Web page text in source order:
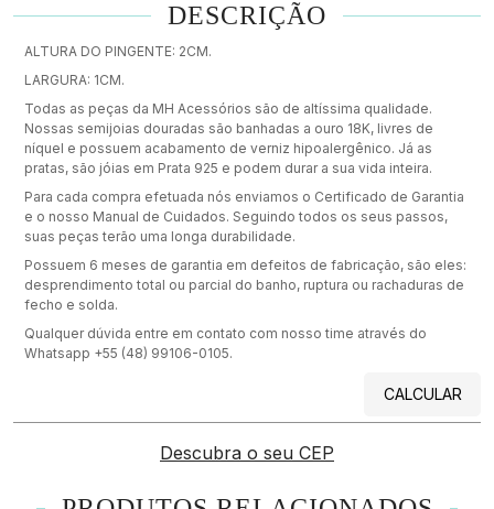
DESCRIÇÃO
ALTURA DO PINGENTE: 2CM.
LARGURA: 1CM.
Todas as peças da MH Acessórios são de altíssima qualidade.
Nossas semijoias douradas são banhadas a ouro 18K, livres de
níquel e possuem acabamento de verniz hipoalergênico. Já as
pratas, são jóias em Prata 925 e podem durar a sua vida inteira.
Para cada compra efetuada nós enviamos o Certificado de Garantia
e o nosso Manual de Cuidados. Seguindo todos os seus passos,
suas peças terão uma longa durabilidade.
Possuem 6 meses de garantia em defeitos de fabricação, são eles:
desprendimento total ou parcial do banho, ruptura ou rachaduras de
fecho e solda.
Qualquer dúvida entre em contato com nosso time através do
Whatsapp +55 (48) 99106-0105.
CALCULAR
Descubra o seu CEP